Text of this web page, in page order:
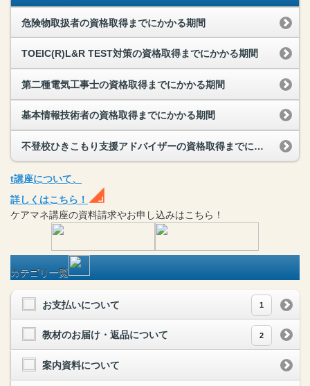
危険物取扱者の資格取得までにかかる期間
TOEIC(R)L&R TEST対策の資格取得までにかかる期間
第二種電気工事士の資格取得までにかかる期間
基本情報技術者の資格取得までにかかる期間
不登校ひきこもり支援アドバイザーの資格取得までにかかる期間
t講座について、
詳しくはこちら！
ケアマネ講座の資料請求やお申し込みはこちら！
カテゴリ一覧
お支払いについて 1
教材のお届け・返品について 2
案内資料について